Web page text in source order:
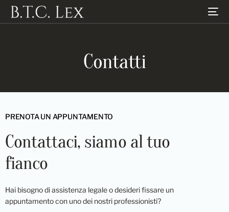
Contatti
PRENOTA UN APPUNTAMENTO
Contattaci, siamo al tuo
fianco
Hai bisogno di assistenza legale o desideri fissare un
appuntamento con uno dei nostri professionisti?